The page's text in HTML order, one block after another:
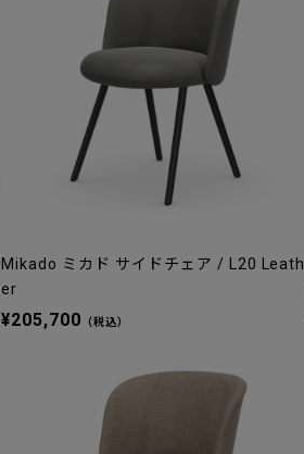
Mikado ミカド サイドチェア / L20 Leath
er
¥205,700 （税込）